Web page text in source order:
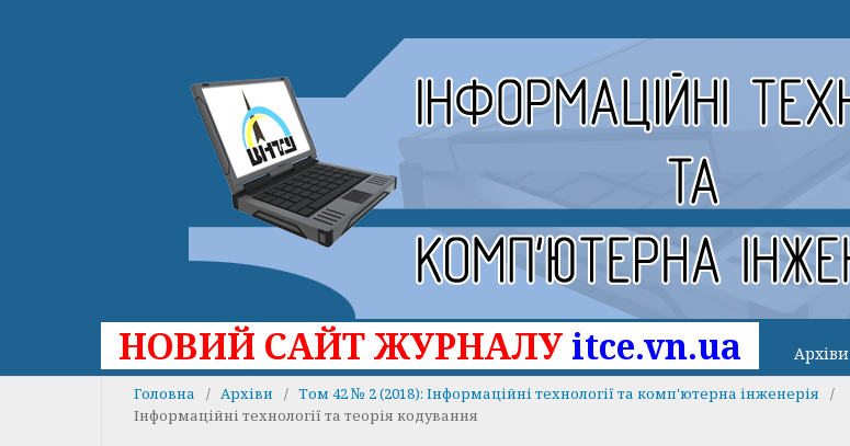
НОВИЙ САЙТ ЖУРНАЛУ itce.vn.ua Архіви
Головна / Архіви / Том 42 № 2 (2018): Інформаційні технології та комп'ютерна інженерія
/
Інформаційні технології та теорія кодування